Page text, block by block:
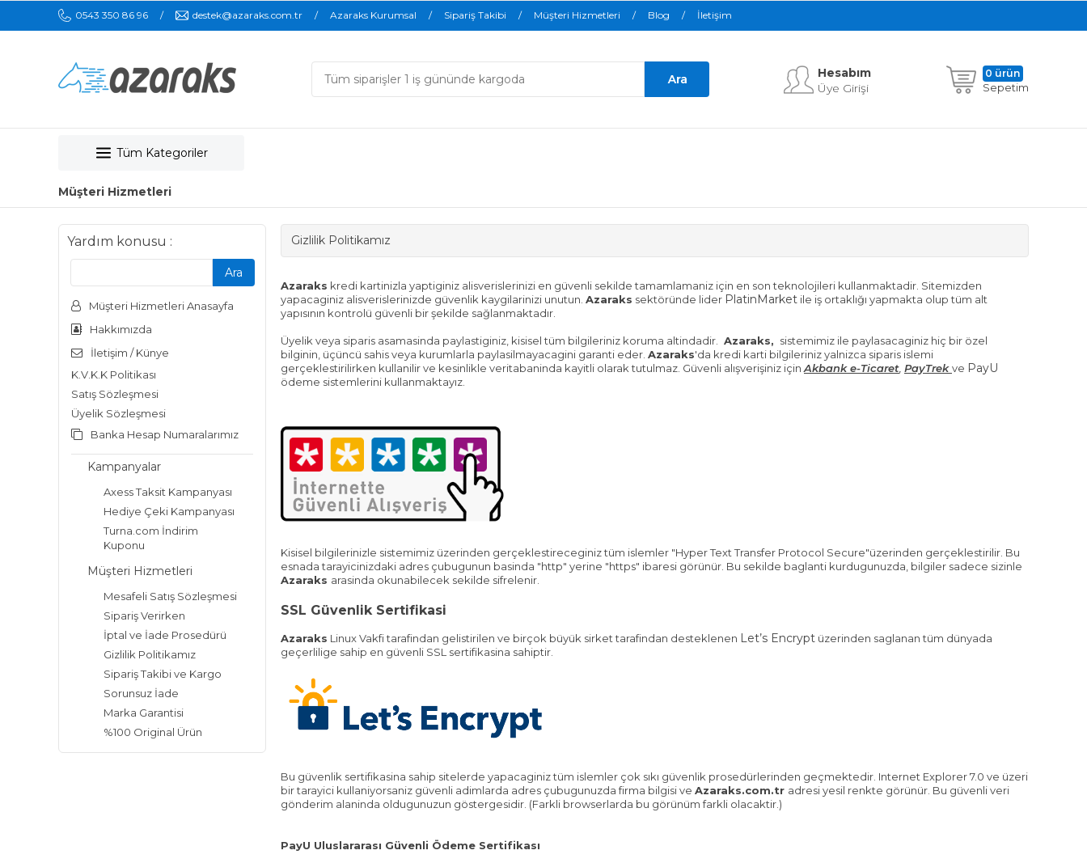
0543 350 86 96 destek@azaraks.com.tr Azaraks Kurumsal Sipariş Takibi Müşteri Hizmetleri Blog İletişim
Hesabım
Üye Girişi
Sepetim
0 ürün
Tüm Kategoriler
Müşteri Hizmetleri
Yardım konusu :
Müşteri Hizmetleri Anasayfa
Hakkımızda
İletişim / Künye
K.V.K.K Politikası
Satış Sözleşmesi
Üyelik Sözleşmesi
Banka Hesap Numaralarımız
Kampanyalar
Axess Taksit Kampanyası
Hediye Çeki Kampanyası
Turna.com İndirim
Kuponu
Müşteri Hizmetleri
Mesafeli Satış Sözleşmesi
Sipariş Verirken
İptal ve İade Prosedürü
Gizlilik Politikamız
Sipariş Takibi ve Kargo
Sorunsuz İade
Marka Garantisi
%100 Original Ürün
Gizlilik Politikamız
Azaraks kredi kartinizla yaptiginiz alisverislerinizi en güvenli sekilde tamamlamaniz için en son teknolojileri kullanmaktadir. Sitemizden
yapacaginiz alisverislerinizde güvenlik kaygilarinizi unutun. Azaraks sektöründe lider PlatinMarket ile iş ortaklığı yapmakta olup tüm alt
yapısının kontrolü güvenli bir şekilde sağlanmaktadır.
Üyelik veya siparis asamasinda paylastiginiz, kisisel tüm bilgileriniz koruma altindadir. Azaraks, sistemimiz ile paylasacaginiz hiç bir özel
bilginin, üçüncü sahis veya kurumlarla paylasilmayacagini garanti eder. Azaraks'da kredi karti bilgileriniz yalnizca siparis islemi
gerçeklestirilirken kullanilir ve kesinlikle veritabaninda kayitli olarak tutulmaz. Güvenli alışverişiniz için Akbank e-Ticaret PayTrekve PayU
ödeme sistemlerini kullanmaktayız.
Kisisel bilgilerinizle sistemimiz üzerinden gerçeklestireceginiz tüm islemler "Hyper Text Transfer Protocol Secure"üzerinden gerçeklestirilir. Bu
esnada tarayicinizdaki adres çubugunun basinda "http" yerine "https" ibaresi görünür. Bu sekilde baglanti kurdugunuzda, bilgiler sadece sizinle
Azaraks arasinda okunabilecek sekilde sifrelenir.
SSL Güvenlik Sertifikasi
Azaraks Linux Vakfi tarafindan gelistirilen ve birçok büyük sirket tarafindan desteklenen Let’s Encrypt üzerinden saglanan tüm dünyada
geçerlilige sahip en güvenli SSL sertifikasina sahiptir.
Bu güvenlik sertifikasina sahip sitelerde yapacaginiz tüm islemler çok sıkı güvenlik prosedürlerinden geçmektedir. Internet Explorer 7.0 ve üzeri
bir tarayici kullaniyorsaniz güvenli adimlarda adres çubugunuzda firma bilgisi ve Azaraks.com.tr adresi yesil renkte görünür. Bu güvenli veri
gönderim alaninda oldugunuzun göstergesidir. (Farkli browserlarda bu görünüm farkli olacaktir.)
PayU Uluslararası Güvenli Ödeme Sertifikası